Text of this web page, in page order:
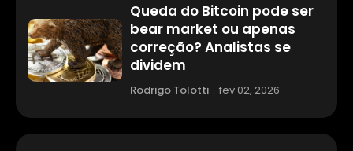
Queda do Bitcoin pode ser
bear market ou apenas
correção? Analistas se
dividem
Rodrigo Tolotti . fev 02, 2026